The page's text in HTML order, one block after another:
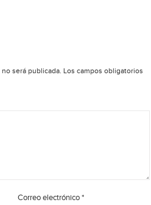
será publicada. Los campos obligatorios
Correo electrónico*